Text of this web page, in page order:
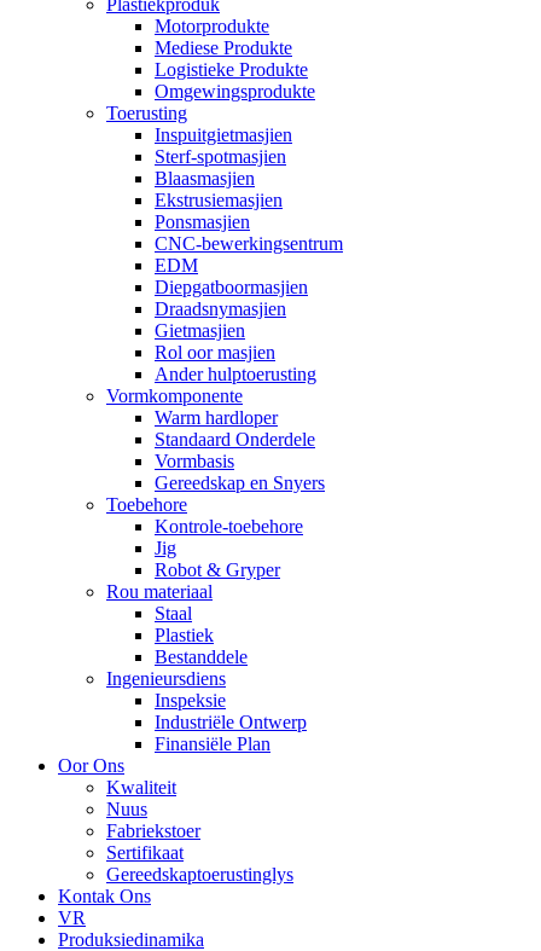
Plastiekproduk
Motorprodukte
Mediese Produkte
Logistieke Produkte
Omgewingsprodukte
Toerusting
Inspuitgietmasjien
Sterf-spotmasjien
Blaasmasjien
Ekstrusiemasjien
Ponsmasjien
CNC-bewerkingsentrum
EDM
Diepgatboormasjien
Draadsnymasjien
Gietmasjien
Rol oor masjien
Ander hulptoerusting
Vormkomponente
Warm hardloper
Standaard Onderdele
Vormbasis
Gereedskap en Snyers
Toebehore
Kontrole-toebehore
Jig
Robot & Gryper
Rou materiaal
Staal
Plastiek
Bestanddele
Ingenieursdiens
Inspeksie
Industriële Ontwerp
Finansiële Plan
Oor Ons
Kwaliteit
Nuus
Fabriekstoer
Sertifikaat
Gereedskaptoerustinglys
Kontak Ons
VR
Produksiedinamika